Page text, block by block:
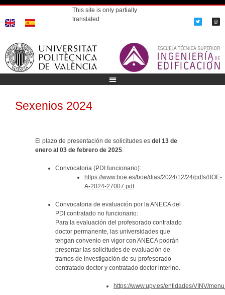
This site is only partially
translated
Sexenios 2024
El plazo de presentación de solicitudes es del 13 de
enero al 03 de febrero de 2025
Convocatoria (PDI funcionario):
https://www.boe.es/boe/dias/2024/12/24/pdfs/BOE-
A-2024-27007.pdf
Convocatoria de evaluación por la ANECA del
PDI contratado no funcionario:
Para la evaluación del profesorado contratado
doctor permanente, las universidades que
tengan convenio en vigor con ANECA podrán
presentar las solicitudes de evaluación de
tramos de investigación de su profesorado
contratado doctor y contratado doctor interino.
https://www.upv.es/entidades/VINV/